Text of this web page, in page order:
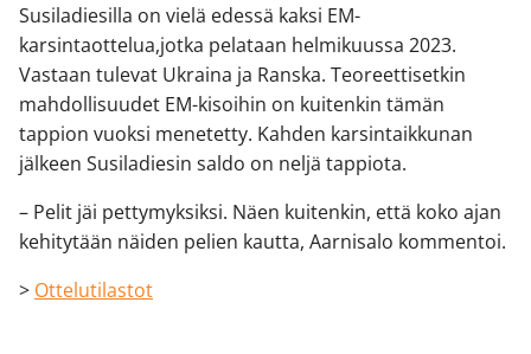
Susiladiesilla on vielä edessä kaksi EM-
karsintaottelua,jotka pelataan helmikuussa 2023.
Vastaan tulevat Ukraina ja Ranska. Teoreettisetkin
mahdollisuudet EM-kisoihin on kuitenkin tämän
tappion vuoksi menetetty. Kahden karsintaikkunan
jälkeen Susiladiesin saldo on neljä tappiota.
– Pelit jäi pettymyksiksi. Näen kuitenkin, että koko ajan
kehitytään näiden pelien kautta, Aarnisalo kommentoi.
> Ottelutilastot